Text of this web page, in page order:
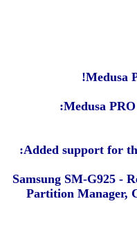
Medusa
Medusa PRO
Samsung SM-G925 -
Partition Manager,